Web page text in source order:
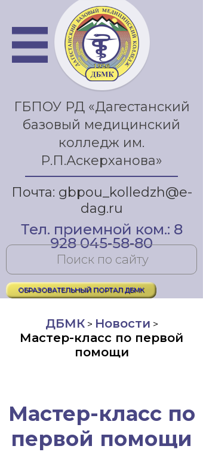
ГБПОУ РД «Дагестанский
базовый медицинский
колледж им.
Р.П.Аскерханова»
Почта: gbpou_kolledzh@e-
dag.ru
Тел. приемной ком.: 8
928 045-58-80
ОБРАЗОВАТЕЛЬНЫЙ ПОРТАЛ ДБМК
ДБМК> Новости >
Мастер-класс по первой
помощи
Мастер-класс по
первой помощи